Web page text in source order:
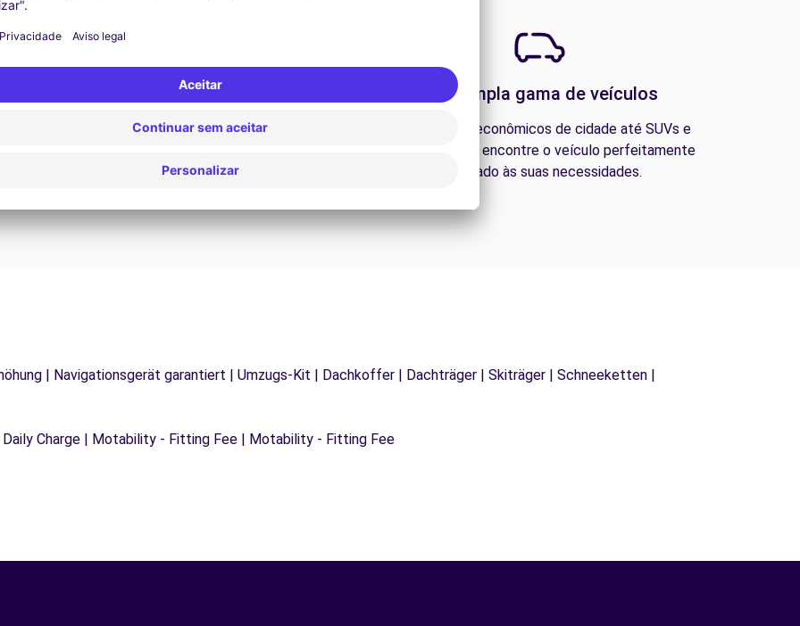
Assistência 24/7
Problemas na estrada? O nosso serviço de apoio
uma viagem ininterrupta.
Uma ampla gama de veículos
Desde carros econômicos de cidade até SUVs e
vans familiares, encontre o veículo perfeitamente
adequado às suas necessidades.
| Navigationsgerät garantiert | Umzugs-Kit | Dachkoffer | Dachträger | Skiträger | Schneeketten |
Charge | Motability - Fitting Fee | Motability - Fitting Fee